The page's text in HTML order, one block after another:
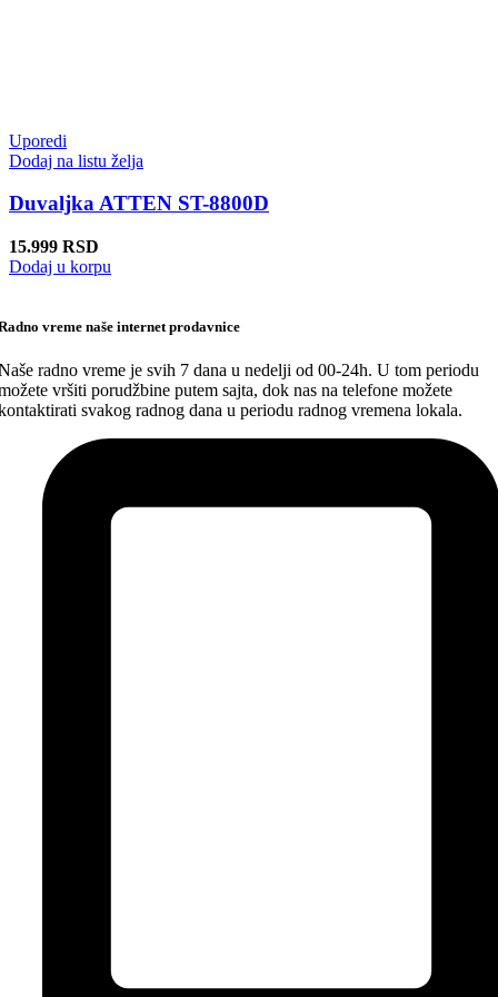
Uporedi
Dodaj na listu želja
Duvaljka ATTEN ST-8800D
15.999 RSD
Dodaj u korpu
vreme naše internet prodavnice
radno vreme je svih 7 dana u nedelji od 00-24h. U tom periodu
vršiti porudžbine putem sajta, dok nas na telefone možete
svakog radnog dana u periodu radnog vremena lokala.